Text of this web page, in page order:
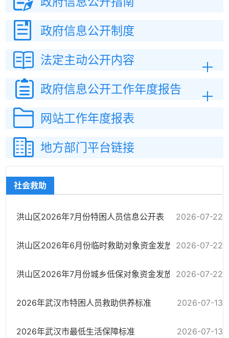
政府信息公开制度
法定主动公开内容
政府信息公开工作年度报告
网站工作年度报表
地方部门平台链接
社会救助
洪山区2026年7月份特困人员信息公开表 2026-07-22
洪山区2026年6月份临时救助对象资金发放政务公开汇总表
2026-07-22
洪山区2026年7月份城乡低保对象资金发放政务公开汇总表
2026-07-22
2026年武汉市特困人员救助供养标准 2026-07-13
2026年武汉市最低生活保障标准 2026-07-13